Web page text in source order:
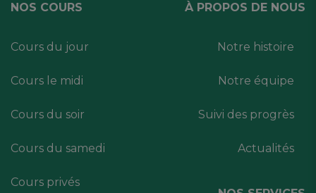
NOS COURS
Cours du jour
Cours le midi
Cours du soir
Cours du samedi
Cours privés
À PROPOS DE NOUS
Notre histoire
Notre équipe
Suivi des progrès
Actualités